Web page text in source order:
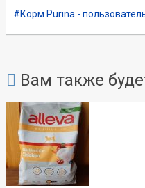
Корм Purina -
Вам также